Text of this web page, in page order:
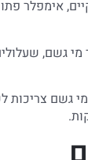
אימפלר
מי גשם,
מי גשם צריכות